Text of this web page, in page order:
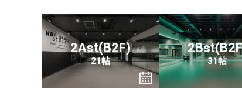
2Ast(B2F)
21帖 31帖